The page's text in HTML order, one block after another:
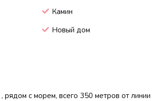
Камин
Новый дом
с морем, всего 350 метров от линии